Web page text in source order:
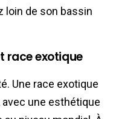
loin de son bassin
race exotique
Une race exotique
une esthétique